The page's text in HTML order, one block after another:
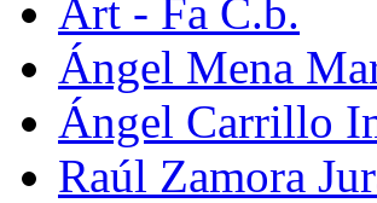
Art - Fa C.b.
Ángel Mena
Ángel Carrillo
Raúl Zamora